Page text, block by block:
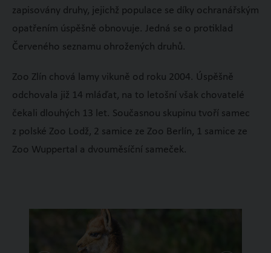
zapisovány druhy, jejichž populace se díky ochranářským
opatřením úspěšně obnovuje. Jedná se o protiklad
Červeného seznamu ohrožených druhů.
Zoo Zlín chová lamy vikuně od roku 2004. Úspěšně
odchovala již 14 mláďat, na to letošní však chovatelé
čekali dlouhých 13 let. Současnou skupinu tvoří samec
z polské Zoo Lodž, 2 samice ze Zoo Berlín, 1 samice ze
Zoo Wuppertal a dvouměsíční sameček.